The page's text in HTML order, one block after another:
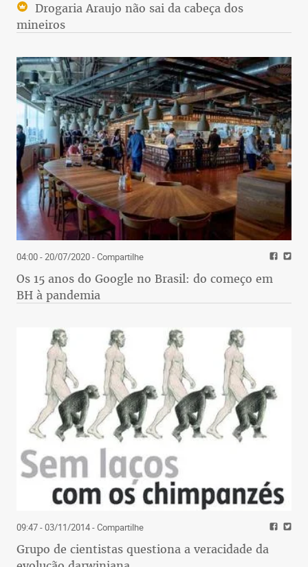
Drogaria Araujo não sai da cabeça dos
mineiros
04:00 - 20/07/2020- Compartilhe
Os 15 anos do Google no Brasil: do começo em
BH à pandemia
09:47 - 03/11/2014- Compartilhe
Grupo de cientistas questiona a veracidade da